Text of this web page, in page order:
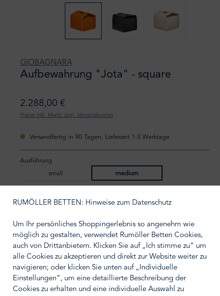
GIOBAGNARA
Aufbewahrung "Jota" - square
2.288,00 €
Preise inkl. MwSt. zzgl. Versandkosten
Versandfertig in 90 Tagen, Lieferzeit 1-3 Werktage
Ausführung
small
medium
G06-ivory G20-schwarzG38-mango
BERATUNGSTERMIN VEREINBAREN
Zum Merkzettel hinzufügen
RUMÖLLER BETTEN: Hinweise zum Datenschutz
Um Ihr persönliches Shoppingerlebnis so angenehm wie
möglich zu gestalten, verwendet Rumöller Betten Cookies,
auch von Drittanbietern. Klicken Sie auf „Ich stimme zu“ um
alle Cookies zu akzeptieren und direkt zur Website weiter zu
navigieren; oder klicken Sie unten auf „Individuelle
Einstellungen“, um eine detaillierte Beschreibung der
Cookies zu erhalten und eine individuelle Auswahl zu